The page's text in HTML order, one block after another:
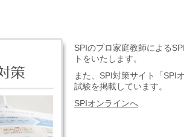
SPIのプロ家庭教師による
トをいたします。
また、SPI対策サイト「SPI
試験を掲載しています。
SPIオンラインへ